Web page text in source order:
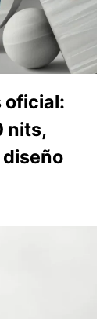
oficial:
nits,